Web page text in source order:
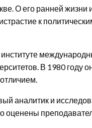
О его ранней жизни
к
В 1980 году
аналитик и